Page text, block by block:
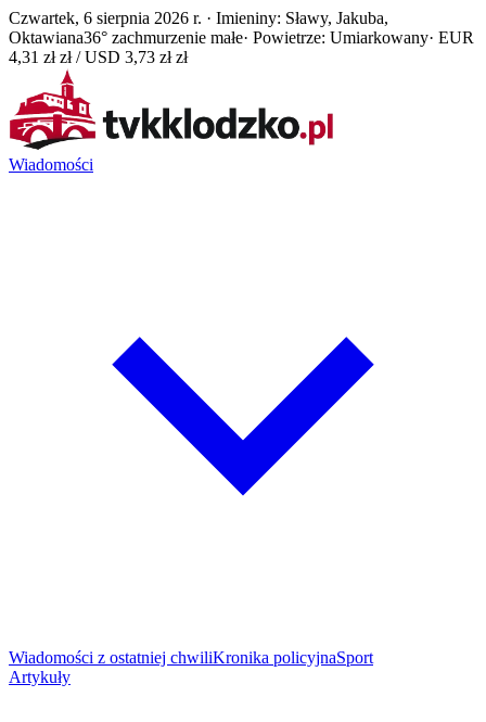
Czwartek, 6 sierpnia 2026 r. · Imieniny: Sławy, Jakuba,
Oktawiana36° zachmurzenie małe· Powietrze: Umiarkowany· EUR
4,31 zł zł / USD 3,73 zł zł
Wiadomości
Wiadomości z ostatniej chwiliKronika policyjnaSport
Artykuły